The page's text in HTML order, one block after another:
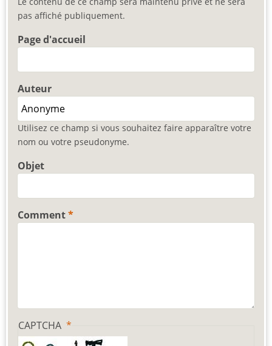
pas affiché publiquement.
Page d'accueil
Auteur
Utilisez ce champ si vous souhaitez faire apparaître votre
nom ou votre pseudonyme.
Objet
Comment
CAPTCHA